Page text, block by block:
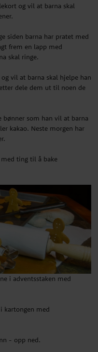
kakao. Neste morgen har
i adventsstaken med
pølser.
egg i kartongen med
snømann - opp ned.
ønskeliste til julenissen.
og lagt ut ledetråder til
nissen sminket dem med
og vil at barna skal
siden barna har pratet med
frem en lapp med
skal ringe.
vil at barna skal hjelpe han
dele dem ut til noen de
bønner som han vil at barna
kakao. Neste morgen har
ting til å bake
i adventsstaken med
kartongen med
- opp ned.